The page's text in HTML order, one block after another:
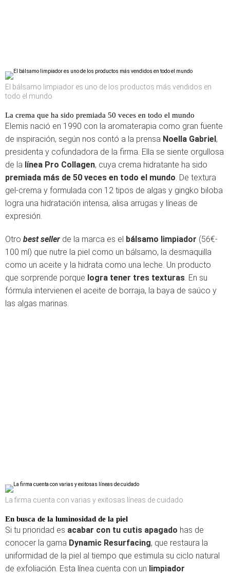
El bálsamo limpiador es uno de los productos más vendidos en
todo el mundo
La crema que ha sido premiada 50 veces en todo el mundo
Elemis nació en 1990 con la aromaterapia como gran fuente
de inspiración, según nos contó a la prensa Noella Gabriel,
presidenta y cofundadora de la firma. Ella se siente orgullosa
de la línea Pro Collagen, cuya crema hidratante ha sido
premiada más de 50 veces en todo el mundo. De textura
gel-crema y formulada con 12 tipos de algas y gingko biloba
logra una hidratación intensa, alisa arrugas y líneas de
expresión.
Otro best seller de la marca es el bálsamo limpiador (56€-
100 ml) que nutre la piel como un bálsamo, la desmaquilla
como un aceite y la hidrata como una leche. Un producto
que sorprende porque logra tener tres texturas. En su
fórmula intervienen el aceite de borraja, la baya de saúco y
las algas marinas.
La firma cuenta con varias y exitosas líneas de cuidado
En busca de la luminosidad de la piel
Si tu prioridad es acabar con tu cutis apagado has de
conocer la gama Dynamic Resurfacing, que restaura la
uniformidad de la piel al tiempo que estimula su ciclo natural
de exfoliación. Esta línea cuenta con un limpiador